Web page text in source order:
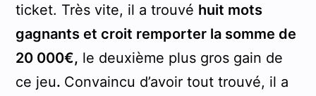
ticket. Très vite, il a trouvé huit mots
gagnants et croit remporter la somme de
20 000€, le deuxième plus gros gain de
ce jeu. Convaincu d’avoir tout trouvé, il a